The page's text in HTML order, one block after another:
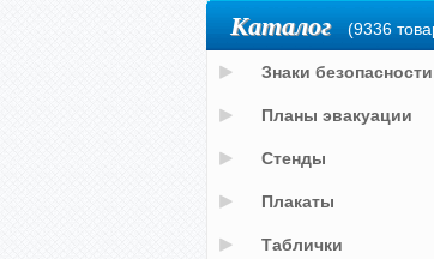
Каталог (9336
Знаки безопасности
Планы эвакуации
Стенды
Плакаты
Таблички